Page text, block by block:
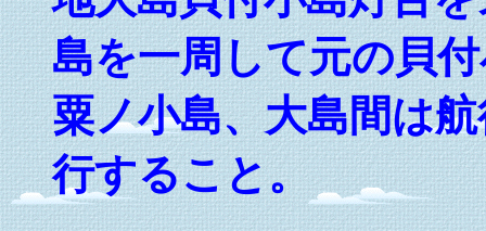
島を一周して元の貝
粟ノ小島、大島間は
行すること。